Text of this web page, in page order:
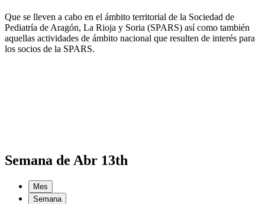
Que se lleven a cabo en el ámbito territorial de la Sociedad de
Pediatría de Aragón, La Rioja y Soria (SPARS) así como también
aquellas actividades de ámbito nacional que resulten de interés para
los socios de la SPARS.
Semana de Abr 13th
Mes
Semana